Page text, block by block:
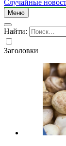
Случайные
Меню
Найти:
Заголовки